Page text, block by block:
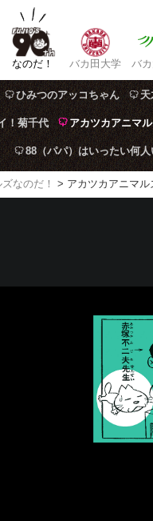
なのだ！ バカ田大学 バ
ひみつのアッコちゃん
！菊千代 アカツカアニマ
88（パパ）はいったい何人
なのだ！ > アカツカアニマル